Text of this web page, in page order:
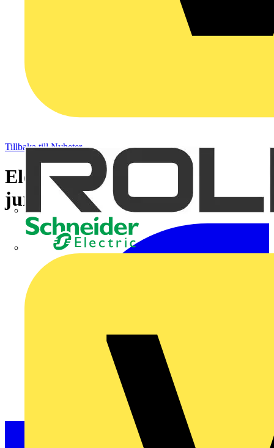
Tillbaka till Nyheter
Elektrikerna flitigast att ta
juristhjälp